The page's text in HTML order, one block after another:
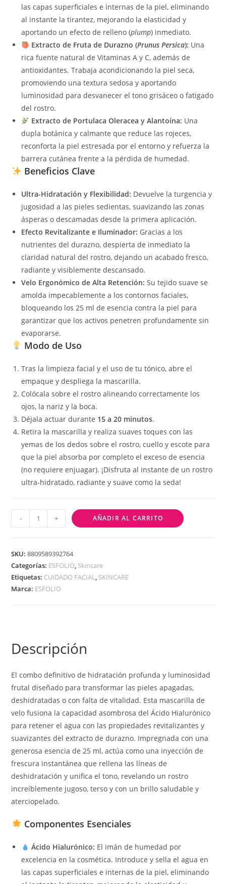
las capas superficiales e internas de la piel, eliminando
al instante la tirantez, mejorando la elasticidad y
aportando un efecto de relleno (plump) inmediato.
Extracto de Fruta de Durazno (Prunus Persica): Una
rica fuente natural de Vitaminas A y C, además de
antioxidantes. Trabaja acondicionando la piel seca,
promoviendo una textura sedosa y aportando
luminosidad para desvanecer el tono grisáceo o fatigado
del rostro.
Extracto de Portulaca Oleracea y Alantoína: Una
dupla botánica y calmante que reduce las rojeces,
reconforta la piel estresada por el entorno y refuerza la
barrera cutánea frente a la pérdida de humedad.
Beneficios Clave
Ultra-Hidratación y Flexibilidad: Devuelve la turgencia y
jugosidad a las pieles sedientas, suavizando las zonas
ásperas o descamadas desde la primera aplicación.
Efecto Revitalizante e Iluminador: Gracias a los
nutrientes del durazno, despierta de inmediato la
claridad natural del rostro, dejando un acabado fresco,
radiante y visiblemente descansado.
Velo Ergonómico de Alta Retención: Su tejido suave se
amolda impecablemente a los contornos faciales,
bloqueando los 25 ml de esencia contra la piel para
garantizar que los activos penetren profundamente sin
evaporarse.
Modo de Uso
Tras la limpieza facial y el uso de tu tónico, abre el
empaque y despliega la mascarilla.
Colócala sobre el rostro alineando correctamente los
ojos, la nariz y la boca.
Déjala actuar durante 15 a 20 minutos.
Retira la mascarilla y realiza suaves toques con las
yemas de los dedos sobre el rostro, cuello y escote para
que la piel absorba por completo el exceso de esencia
(no requiere enjuagar). ¡Disfruta al instante de un rostro
ultra-hidratado, radiante y suave como la seda!
- + AÑADIR AL CARRITO
SKU:8809589392764
Categorías: ESFOLIO, Skincare
Etiquetas: CUIDADO FACIAL, SKINCARE
Marca: ESFOLIO
Descripción
El combo definitivo de hidratación profunda y luminosidad
frutal diseñado para transformar las pieles apagadas,
deshidratadas o con falta de vitalidad. Esta mascarilla de
velo fusiona la capacidad asombrosa del Ácido Hialurónico
para retener el agua con las propiedades revitalizantes y
suavizantes del extracto de durazno. Impregnada con una
generosa esencia de 25 ml, actúa como una inyección de
frescura instantánea que rellena las líneas de
deshidratación y unifica el tono, revelando un rostro
increíblemente jugoso, terso y con un brillo saludable y
aterciopelado.
Componentes Esenciales
Ácido Hialurónico: El imán de humedad por
excelencia en la cosmética. Introduce y sella el agua en
las capas superficiales e internas de la piel, eliminando